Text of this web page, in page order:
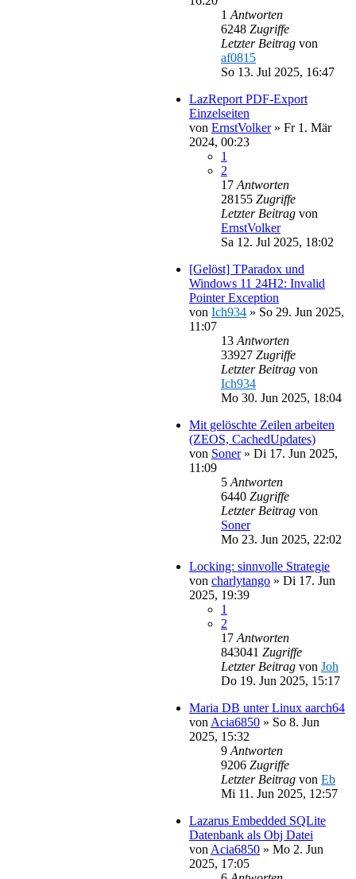
1 Antworten
6248 Zugriffe
Letzter Beitrag von
af0815
So 13. Jul 2025, 16:47
LazReport PDF-Export
Einzelseiten
von ErnstVolker» Fr 1. Mär
2024, 00:23
1
2
17 Antworten
28155 Zugriffe
Letzter Beitrag von
ErnstVolker
Sa 12. Jul 2025, 18:02
[Gelöst] TParadox und
Windows 11 24H2: Invalid
Pointer Exception
von Ich934 » So 29. Jun 2025,
11:07
13 Antworten
33927 Zugriffe
Letzter Beitrag von
Ich934
Mo 30. Jun 2025, 18:04
Mit gelöschte Zeilen arbeiten
(ZEOS, CachedUpdates)
von Soner» Di 17. Jun 2025,
11:09
5 Antworten
6440 Zugriffe
Letzter Beitrag von
Soner
Mo 23. Jun 2025, 22:02
Locking: sinnvolle Strategie
von charlytango » Di 17. Jun
2025, 19:39
1
2
17 Antworten
843041 Zugriffe
Letzter Beitrag von Joh
Do 19. Jun 2025, 15:17
Maria DB unter Linux aarch64
von Acia6850 » So 8. Jun
2025, 15:32
9 Antworten
9206 Zugriffe
Letzter Beitrag von Eb
Mi 11. Jun 2025, 12:57
Lazarus Embedded SQLite
Datenbank als Obj Datei
von Acia6850 » Mo 2. Jun
2025, 17:05